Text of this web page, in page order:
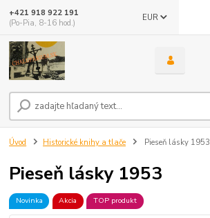
EUR
+421 918 922 191
(Po-Pia, 8-16 hod.)
Úvod Historické knihy a tlače Pieseň lásky 1953
Pieseň lásky 1953
Novinka Akcia TOP produkt